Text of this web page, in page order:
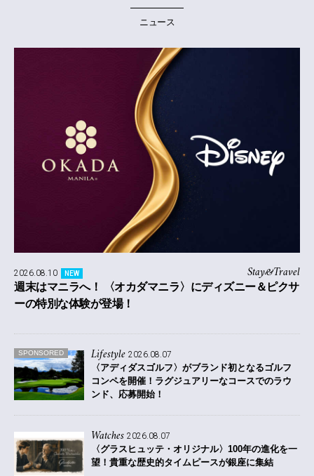
ニュース
Stay&Travel
2026.08.10 NEW
週末はマニラへ！ 〈オカダマニラ〉にディズニー＆ピクサ
ーの特別な体験が登場！
SPONSORED Lifestyle 2026.08.07
〈アディダスゴルフ〉がブランド初となるゴルフ
コンペを開催！ ラグジュアリーなコースでのラウ
ンド、応募開始！
Watches 2026.08.07
〈グラスヒュッテ・オリジナル〉100年の進化を一
望！貴重な歴史的タイムピースが銀座に集結